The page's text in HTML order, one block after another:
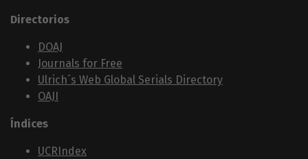
Directorios
DOAJ
Journals for Free
Ulrich´s Web Global Serials Directory
OAJI
Índices
UCRIndex